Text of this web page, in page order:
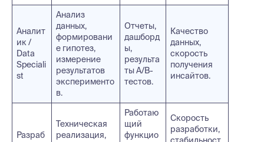
Аналит
ик /
Data
Speciali
st
Анализ
данных,
формировани
е гипотез,
измерение
результатов
эксперименто
в.
Отчеты,
дашборд
ы,
результа
ты A/B-
тестов.
Качество
данных,
скорость
получения
инсайтов.
Разраб
Техническая
реализация,
Работаю
щий
функцио
Скорость
разработки,